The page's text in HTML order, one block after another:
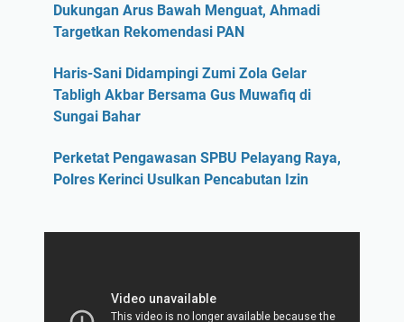
Dukungan Arus Bawah Menguat, Ahmadi
Targetkan Rekomendasi PAN
Haris-Sani Didampingi Zumi Zola Gelar
Tabligh Akbar Bersama Gus Muwafiq di
Sungai Bahar
Perketat Pengawasan SPBU Pelayang Raya,
Polres Kerinci Usulkan Pencabutan Izin